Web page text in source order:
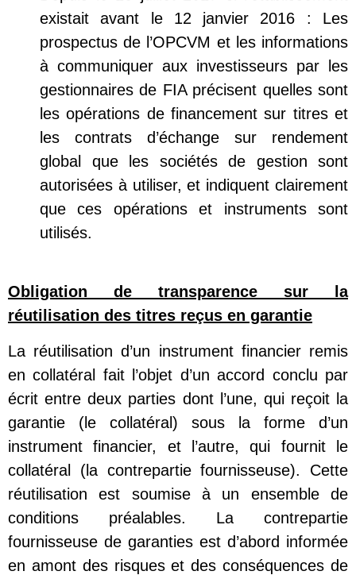
existait avant le 12 janvier 2016 : Les
prospectus de l’OPCVM et les informations
à communiquer aux investisseurs par les
gestionnaires de FIA précisent quelles sont
les opérations de financement sur titres et
les contrats d’échange sur rendement
global que les sociétés de gestion sont
autorisées à utiliser, et indiquent clairement
que ces opérations et instruments sont
utilisés.
Obligation de transparence sur la
réutilisation des titres reçus en garantie
La réutilisation d’un instrument financier remis
en collatéral fait l’objet d’un accord conclu par
écrit entre deux parties dont l’une, qui reçoit la
garantie (le collatéral) sous la forme d’un
instrument financier, et l’autre, qui fournit le
collatéral (la contrepartie fournisseuse). Cette
réutilisation est soumise à un ensemble de
conditions préalables. La contrepartie
fournisseuse de garanties est d’abord informée
en amont des risques et des conséquences de